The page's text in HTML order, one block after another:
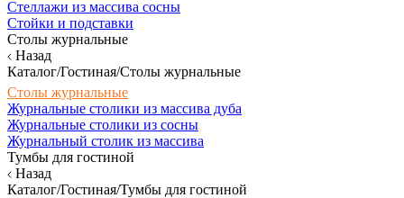
Стеллажи из массива сосны
Стойки и подставки
Столы журнальные
Назад
Каталог/Гостиная/Столы журнальные
Столы журнальные
Журнальные столики из массива дуба
Журнальные столики из сосны
Журнальный столик из массива
Тумбы для гостиной
Назад
Каталог/Гостиная/Тумбы для гостиной